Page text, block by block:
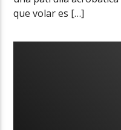
que volar es […]